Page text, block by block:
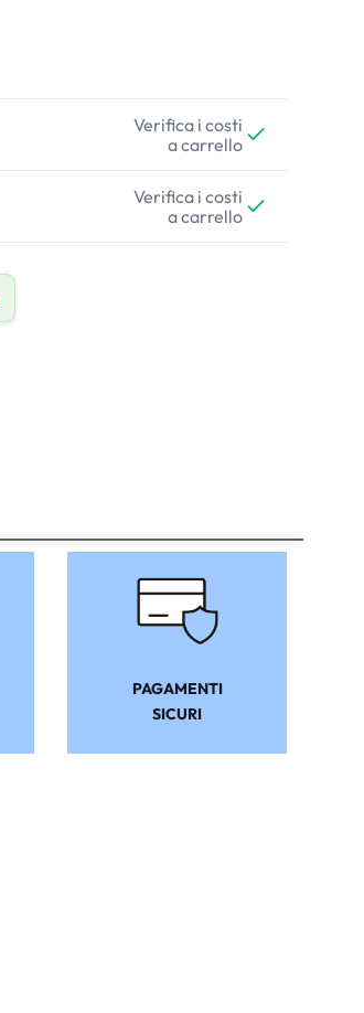
Verifica i costi
a carrello
Verifica i costi
a carrello
PAGAMENTI
SICURI